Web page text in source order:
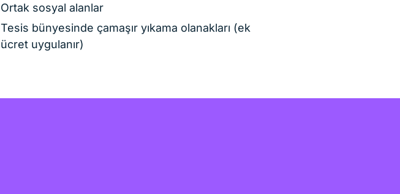
Ortak sosyal alanlar
Tesis bünyesinde çamaşır yıkama olanakları (ek
ücret uygulanır)